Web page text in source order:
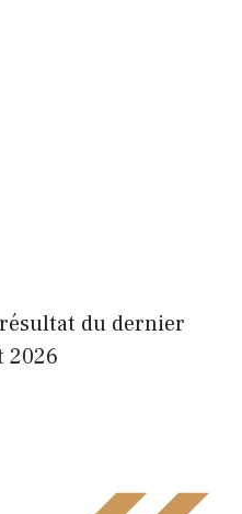
du dernier
2026